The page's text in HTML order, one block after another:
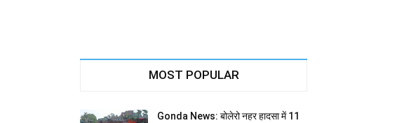
MOST POPULAR
Gonda News: बोलेरो नहर हादसा में 11